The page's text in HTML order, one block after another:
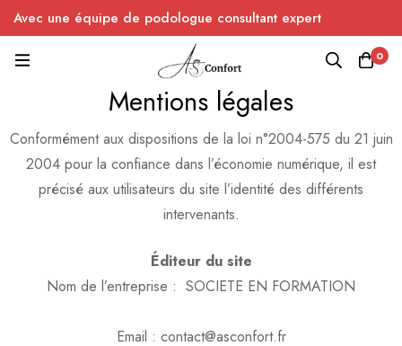
Avec une équipe de podologue consultant expert
0
Mentions légales
Conformément aux dispositions de la loi n°2004-575 du 21 juin
2004 pour la confiance dans l’économie numérique, il est
précisé aux utilisateurs du site l’identité des différents
intervenants.
Éditeur du site
Nom de l’entreprise : SOCIETE EN FORMATION
Email : contact@asconfort.fr